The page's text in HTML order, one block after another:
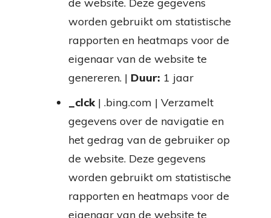
worden gebruikt om statistische
rapporten en heatmaps voor de
eigenaar van de website te
genereren. | Duur: 1 jaar
_clck| .bing.com | Verzamelt
gegevens over de navigatie en
het gedrag van de gebruiker op
de website. Deze gegevens
worden gebruikt om statistische
rapporten en heatmaps voor de
eigenaar van de website te